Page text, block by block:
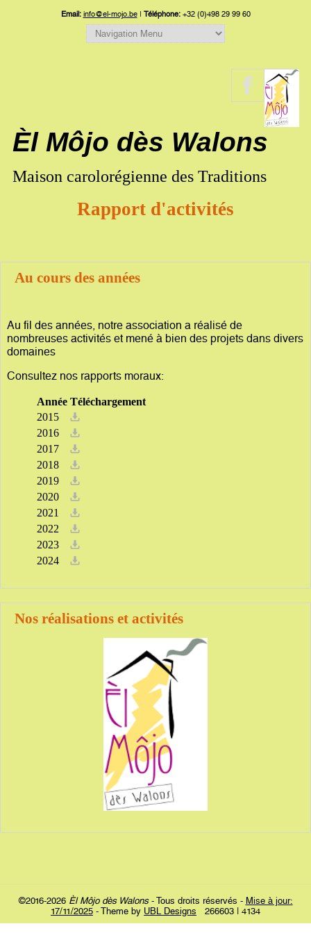
Email: info@el-mojo.be| Téléphone:+32 (0)498 29 99 60
Èl Môjo dès Walons
Maison carolorégienne des Traditions
Rapport d'activités
Au cours des années
Au fil des années, notre association a réalisé de
nombreuses activités et mené à bien des projets dans divers
domaines
Consultez nos rapports moraux:
Année Téléchargement
2015
2016
2017
2018
2019
2020
2021
2022
2023
2024
Nos réalisations et activités
©2016-2026 Èl Môjo dès Walons- Tous droits réservés - Mise à jour:
17/11/2025 - Theme by UBL Designs 266603 | 4134